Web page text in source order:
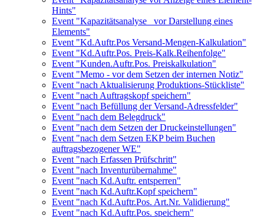
Hints"
Event "Kapazitätsanalyse_ vor Darstellung eines
Elements"
Event "Kd.Auftr.Pos Versand-Mengen-Kalkulation"
Event "Kd.Auftr.Pos. Preis-Kalk.Reihenfolge"
Event "Kunden.Auftr.Pos. Preiskalkulation"
Event "Memo - vor dem Setzen der internen Notiz"
Event "nach Aktualisierung Produktions-Stückliste"
Event "nach Auftragskopf speichern"
Event "nach Befüllung der Versand-Adressfelder"
Event "nach dem Belegdruck"
Event "nach dem Setzen der Druckeinstellungen"
Event "nach dem Setzen EKP beim Buchen
auftragsbezogener WE"
Event "nach Erfassen Prüfschritt"
Event "nach Inventurübernahme"
Event "nach Kd.Auftr. entsperren"
Event "nach Kd.Auftr.Kopf speichern"
Event "nach Kd.Auftr.Pos. Art.Nr. Validierung"
Event "nach Kd.Auftr.Pos. speichern"